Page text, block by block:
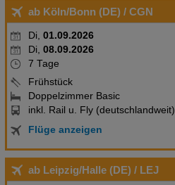
ab Köln/Bonn (DE) / CGN
Di, 01.09.2026
Di, 08.09.2026
7 Tage
Frühstück
Doppelzimmer Basic
inkl. Rail u. Fly (deutschlandweit)
Flüge anzeigen
ab Leipzig/Halle (DE) / LEJ